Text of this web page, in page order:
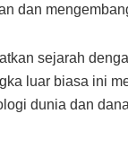
dan
sejarah
luar biasa ini
dunia dan